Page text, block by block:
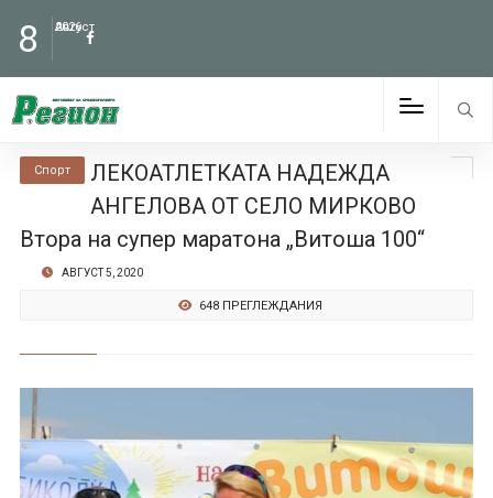
8 Август
2026
Спорт
ЛЕКОАТЛЕТКАТА НАДЕЖДА
АНГЕЛОВА ОТ СЕЛО МИРКОВО
Втора на супер маратона „Витоша 100“
АВГУСТ 5, 2020
648 ПРЕГЛЕЖДАНИЯ